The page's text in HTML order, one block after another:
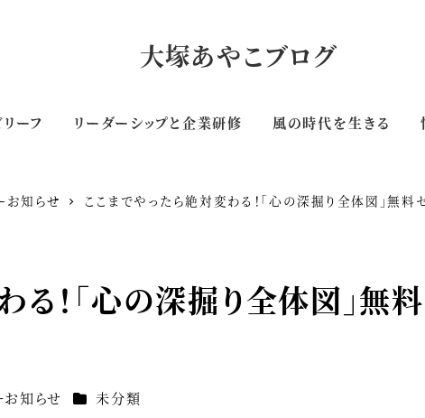
大塚あやこブログ
リーフ リーダーシップと企業研修 風の時代を生きる
お知らせ ここまでやったら絶対変わる！「心の深掘り全体図」無料
！「心の深掘り全体図」無
お知らせ カテゴリー
未分類